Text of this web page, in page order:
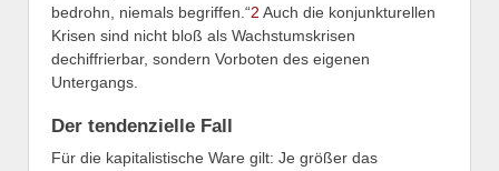
bedrohn, niemals begriffen.“2 Auch die konjunkturellen
Krisen sind nicht bloß als Wachstumskrisen
dechiffrierbar, sondern Vorboten des eigenen
Untergangs.
Der tendenzielle Fall
Für die kapitalistische Ware gilt: Je größer das